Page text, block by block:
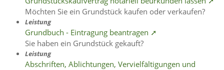
Möchten Sie ein Grundstück kaufen oder verkaufen?
Leistung
Grundbuch - Eintragung beantragen ➚
Sie haben ein Grundstück gekauft?
Leistung
Abschriften, Ablichtungen, Vervielfältigungen und